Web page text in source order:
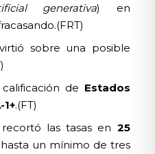
generativa) en
sobre una posible
de Estados
1+.(FT)
recortó las tasas en 25
hasta un mínimo de tres